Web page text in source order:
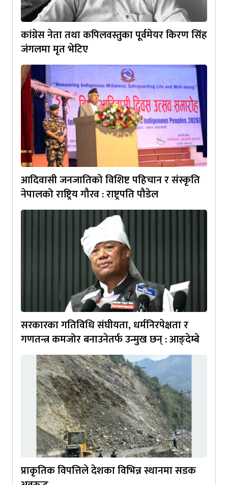
कांग्रेस नेता तथा कपिलवस्तुका पूर्वमेयर किरण सिंह
जंगलमा मृत भेटिए
आदिवासी जनजातिको विशिष्ट पहिचान र संस्कृति
नेपालको राष्ट्रिय गौरव : राष्ट्रपति पौडेल
सरकारका गतिविधि संघीयता, धर्मनिरपेक्षता र
गणतन्त्र कमजोर बनाउनेतर्फ उन्मुख छन् : आङ्देम्बे
प्राकृतिक विपत्तिले देशका विभिन्न स्थानमा सडक